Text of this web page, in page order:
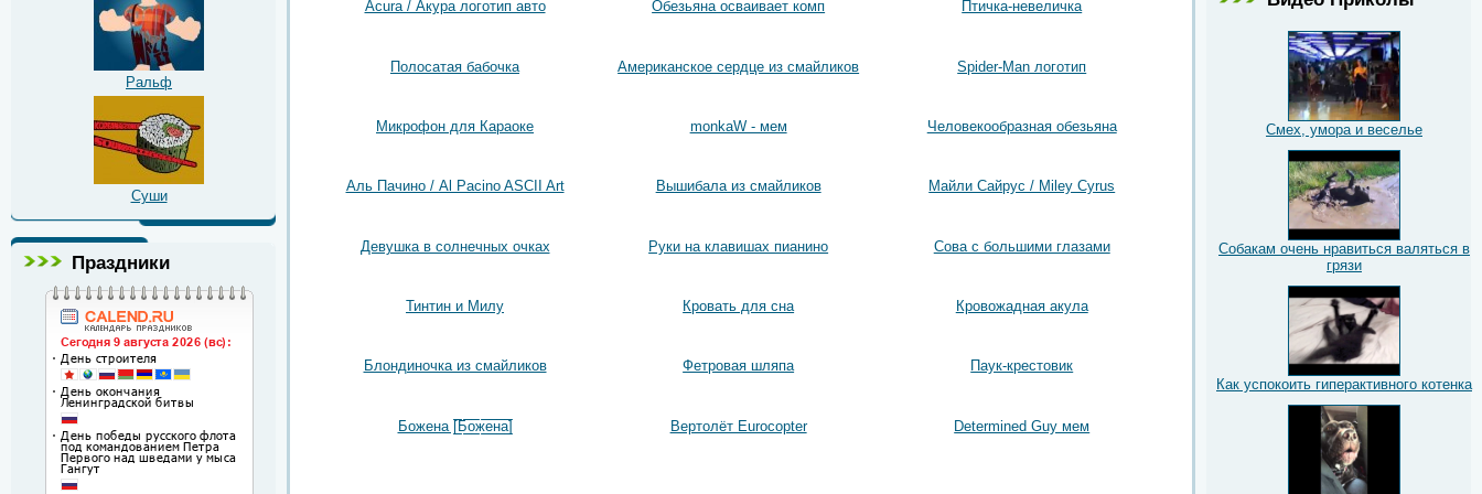
Ральф
Суши
Праздники
Acura / Акура логотип авто Обезьяна осваивает комп Птичка-невеличка
Полосатая бабочка Американское сердце из смайликов Spider-Man логотип
Микрофон для Караоке monkaW - мем Человекообразная обезьяна
Аль Пачино / Al Pacino ASCII Art Вышибала из смайликов Майли Сайрус / Miley Cyrus
Девушка в солнечных очках Руки на клавишах пианино Сова с большими глазами
Тинтин и Милу Кровать для сна Кровожадная акула
Блондиночка из смайликов Фетровая шляпа Паук-крестовик
Божена [̲̲̅̅Б̲̲̅̅о̲̲̅̅ж̲̲̅̅е̲̲̅̅н̲̲̅̅а̲̲̅̅] Вертолёт Eurocopter Determined Guy мем
Смех, умора и веселье
Собакам очень нравиться валяться в
грязи
Как успокоить гиперактивного котенка